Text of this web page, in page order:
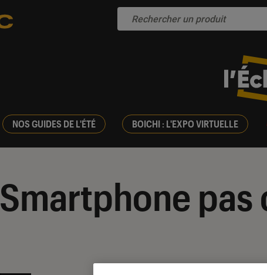
NOS GUIDES DE L'ÉTÉ BOICHI : L'EXPO VIRTUELLE
Smartphone pas